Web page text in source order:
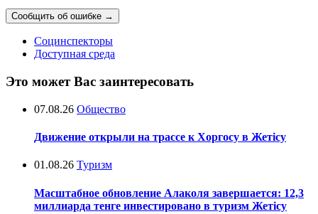
Сообщить об ошибке →
Социнспекторы
Доступная среда
Это может Вас заинтересовать
07.08.26 Общество
Движение открыли на трассе к Хоргосу в Жетісу
01.08.26 Туризм
Масштабное обновление Алаколя завершается: 12,3
миллиарда тенге инвестировано в туризм Жетісу